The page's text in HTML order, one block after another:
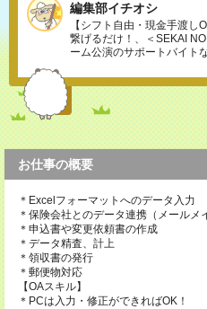
編集部イチオシ
【シフト自由・現金手渡
繋げるだけ！、＜SEKAI
ーム公演のサポートバイト
お仕事の概要
＊Excelフォーマットへのデータ入力
＊保険会社とのデータ連携（メールメ
＊申込書や変更依頼書の作成
＊データ精査、計上
＊領収書の発行
＊郵便物対応
【OAスキル】
＊PCは入力・修正ができればOK！